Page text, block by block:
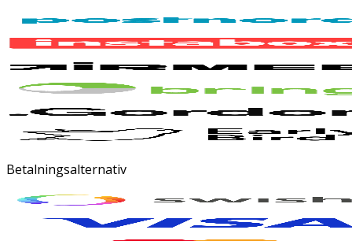
Betalningsalternativ